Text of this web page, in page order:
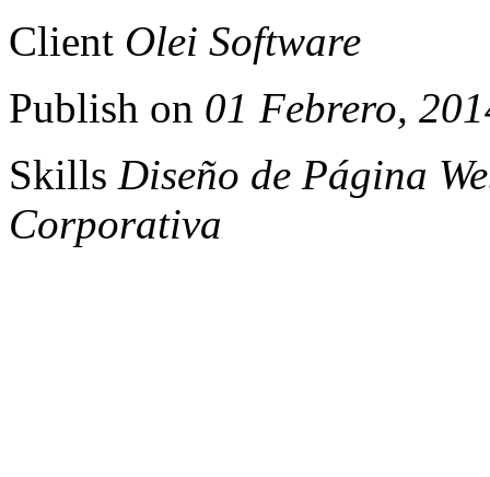
Client Olei Software
Publish on 01 Febrero,
Skills Diseño de Página
Corporativa